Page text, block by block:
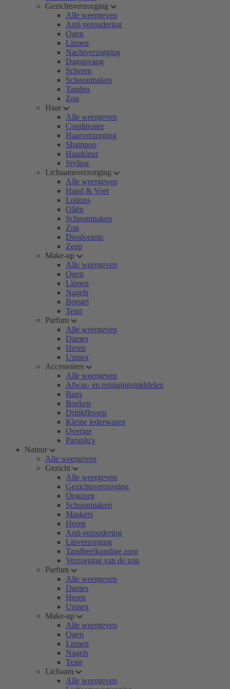
Gezichtsverzorging
Alle weergeven
Anti-veroudering
Ogen
Lippen
Nachtverzorging
Dagopvang
Scheren
Schoonmaken
Tanden
Zon
Haar
Alle weergeven
Conditioner
Haarverzorging
Shampoo
Haarkleur
Styling
Lichaamsverzorging
Alle weergeven
Hand & Voet
Lotions
Oliën
Schoonmaken
Zon
Deodorants
Zeep
Make-up
Alle weergeven
Ogen
Lippen
Nagels
Borstel
Teint
Parfum
Alle weergeven
Dames
Heren
Unisex
Accessoires
Alle weergeven
Afwas- en reinigingsmiddelen
Bags
Boeken
Drinkflessen
Kleine lederwaren
Overige
Paraplu's
Natuur
Alle weergeven
Gezicht
Alle weergeven
Gezichtsverzorging
Oogzorg
Schoonmaken
Maskers
Heren
Anti-veroudering
Lipverzorging
Tandheelkundige zorg
Verzorging van de zon
Parfum
Alle weergeven
Dames
Heren
Unisex
Make-up
Alle weergeven
Ogen
Lippen
Nagels
Teint
Lichaam
Alle weergeven